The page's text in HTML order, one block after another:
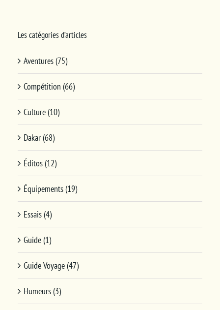
Les catégories d’articles
Aventures (75)
Compétition (66)
Culture (10)
Dakar (68)
Éditos (12)
Équipements (19)
Essais (4)
Guide (1)
Guide Voyage (47)
Humeurs (3)